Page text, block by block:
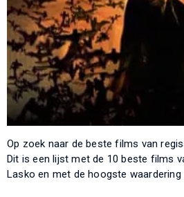
Op zoek naar de beste films van
Dit is een lijst met de 10 beste films
Lasko en met de hoogste waardering